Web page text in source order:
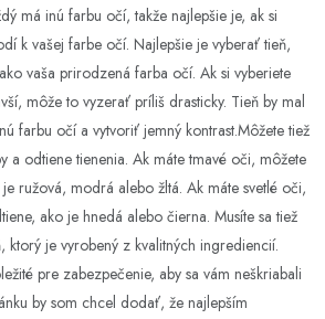
má inú farbu očí, takže najlepšie je, ak si
k vašej farbe očí. Najlepšie je vyberať tieň,
vaša prirodzená farba očí. Ak si vyberiete
môže to vyzerať príliš drasticky. Tieň by mal
farbu očí a vytvoriť jemný kontrast.Môžete tiež
a odtiene tienenia. Ak máte tmavé oči, môžete
ružová, modrá alebo žltá. Ak máte svetlé oči,
ako je hnedá alebo čierna. Musíte sa tiež
ktorý je vyrobený z kvalitných ingrediencií.
pre zabezpečenie, aby sa vám neškriabali
by som chcel dodať, že najlepším